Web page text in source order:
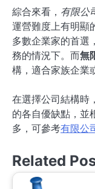
綜合來看， 有限公
運營難度上有明顯
多數企業家的首選
務的情況下。而無
構，適合家族企業
在選擇公司結構時
的各自優缺點，並
多，可參考有限公
Related